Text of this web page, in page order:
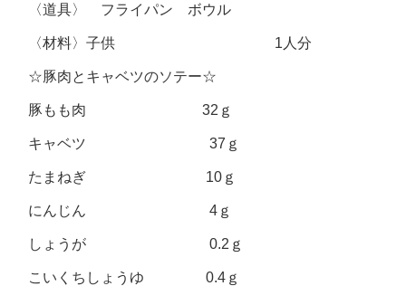
〈道具〉 フライパン ボウル
〈材料〉子供 1人分
☆豚肉とキャベツのソテー☆
豚もも肉 32ｇ
キャベツ 37ｇ
たまねぎ 10ｇ
にんじん 4ｇ
しょうが 0.2ｇ
こいくちしょうゆ 0.4ｇ